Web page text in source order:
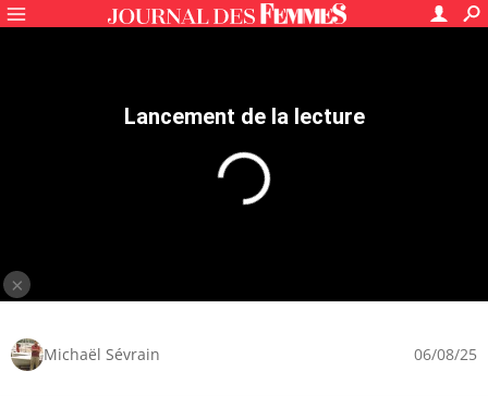
Lasagne, cannelloni et gratin de pâtes
4.2 /5 15avis
Gratin de pâtes
italiens délicieux. Ce gratin est un plat réconfortant qui
maison à une béchamel au fromage pour un savoureux
mariage de saveurs. Les coquillettes al dente se parent
Michaël Sévrain 06/08/25